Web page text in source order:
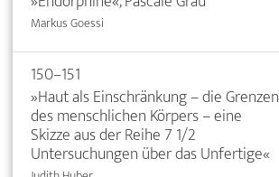
Markus Goessi
150–151
»Haut als Einschränkung – die Grenzen
des menschlichen Körpers – eine
Skizze aus der Reihe 7 1/2
Untersuchungen über das Unfertige«